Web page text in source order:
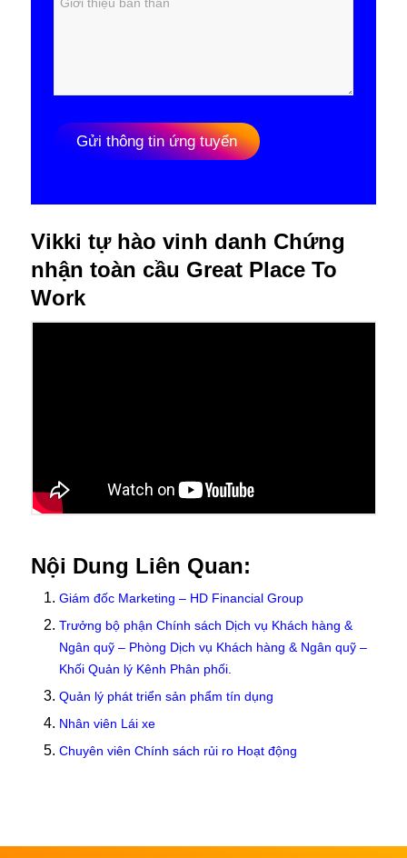
Gửi thông tin ứng tuyển
Vikki tự hào vinh danh Chứng
nhận toàn cầu Great Place To
Work
Nội Dung Liên Quan:
Giám đốc Marketing – HD Financial Group
Trưởng bộ phận Chính sách Dịch vụ Khách hàng &
Ngân quỹ – Phòng Dịch vụ Khách hàng & Ngân quỹ –
Khối Quản lý Kênh Phân phối.
Quản lý phát triển sản phẩm tín dụng
Nhân viên Lái xe
Chuyên viên Chính sách rủi ro Hoạt động